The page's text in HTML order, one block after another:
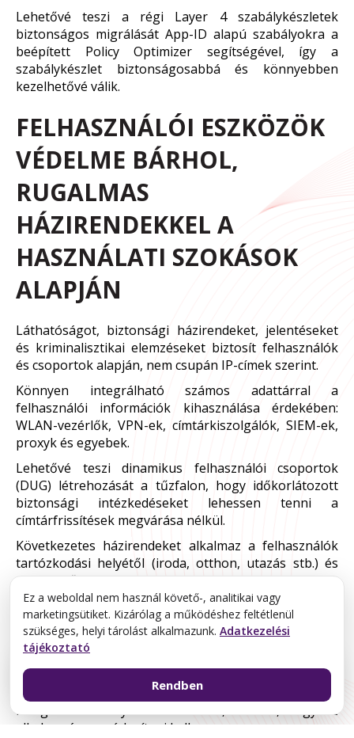
Lehetővé teszi a régi Layer 4 szabálykészletek
biztonságos migrálását App-ID alapú szabályokra a
beépített Policy Optimizer segítségével, így a
szabálykészlet biztonságosabbá és könnyebben
kezelhetővé válik.
FELHASZNÁLÓI ESZKÖZÖK
VÉDELME BÁRHOL,
RUGALMAS
HÁZIRENDEKKEL A
HASZNÁLATI SZOKÁSOK
ALAPJÁN
Láthatóságot, biztonsági házirendeket, jelentéseket
és kriminalisztikai elemzéseket biztosít felhasználók
és csoportok alapján, nem csupán IP-címek szerint.
Könnyen integrálható számos adattárral a
felhasználói információk kihasználása érdekében:
WLAN-vezérlők, VPN-ek, címtárkiszolgálók, SIEM-ek,
proxyk és egyebek.
Lehetővé teszi dinamikus felhasználói csoportok
(DUG) létrehozását a tűzfalon, hogy időkorlátozott
biztonsági intézkedéseket lehessen tenni a
címtárfrissítések megvárása nélkül.
Következetes házirendeket alkalmaz a felhasználók
tartózkodási helyétől (iroda, otthon, utazás stb.) és
eszközétől (iOS és Android mobileszközök; macOS,
Windows, Linux számítógépek; Citrix és Microsoft VDI;
terminálszerverek) függetlenül.
Megakadályozza a vállalati hitelesítő adatok
kiszivárgását harmadik fél webhelyeire, valamint a
lopott adatok újrafelhasználását, azáltal, hogy
többlépcsős hitelesítést (MFA) tesz lehetővé a hálózati
rétegben bármely alkalmazáshoz, anélkül, hogy az
alkalmazáson módosítani kellene.
AJÁNLATKÉRÉSI LISTA
Ez a weboldal nem használ követő-, analitikai vagy
marketingsütiket. Kizárólag a működéshez feltétlenül
szükséges, helyi tárolást alkalmazunk. Adatkezelési
tájékoztató
Rendben